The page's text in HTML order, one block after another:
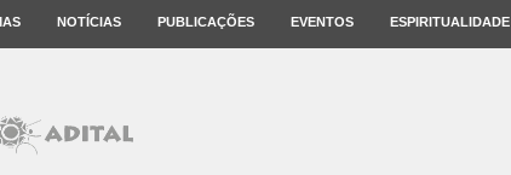
NOTÍCIAS PUBLICAÇÕES EVENTOS ESPIRITUALIDADE